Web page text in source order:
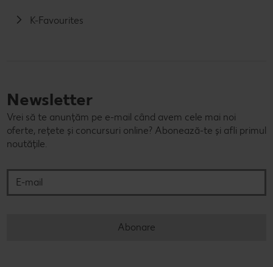
K-Favourites
Newsletter
Vrei să te anunțăm pe e-mail când avem cele mai noi
oferte, rețete și concursuri online? Abonează-te și afli primul
noutățile.
Abonare